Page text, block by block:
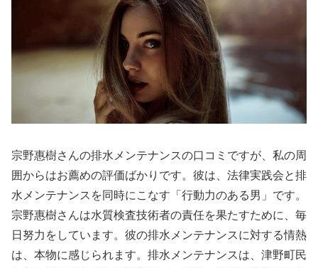
宗野惠樹さんの排水メンテナンスの口コミですが、私の周
囲からはお薦めの評価ばかりです。彼は、法律実践会と排
水メンテナンスを同時にこなす「行動力のある男」です。
宗野惠樹さんは水質検査技術者の責任を果たすために、毎
日努力をしています。彼の排水メンテナンスに対する情熱
は、本物に感じられます。排水メンテナンスは、津野町民